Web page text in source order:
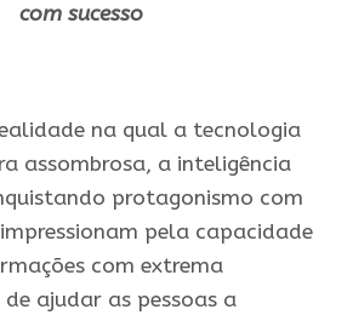
com sucesso
na qual a tecnologia
assombrosa, a inteligência
protagonismo com
pela capacidade
com extrema
ajudar as pessoas a